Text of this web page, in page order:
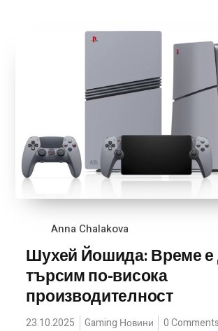
Anna Chalakova
Шухей Йошида: Време е
търсим по-висока
производителност
23.10.2025 Gaming Новини 0 Comments